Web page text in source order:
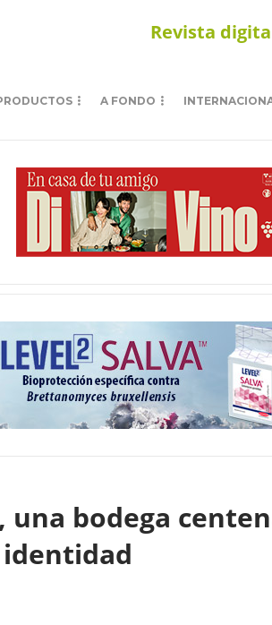
Revista
A FONDO
una bodega
identidad